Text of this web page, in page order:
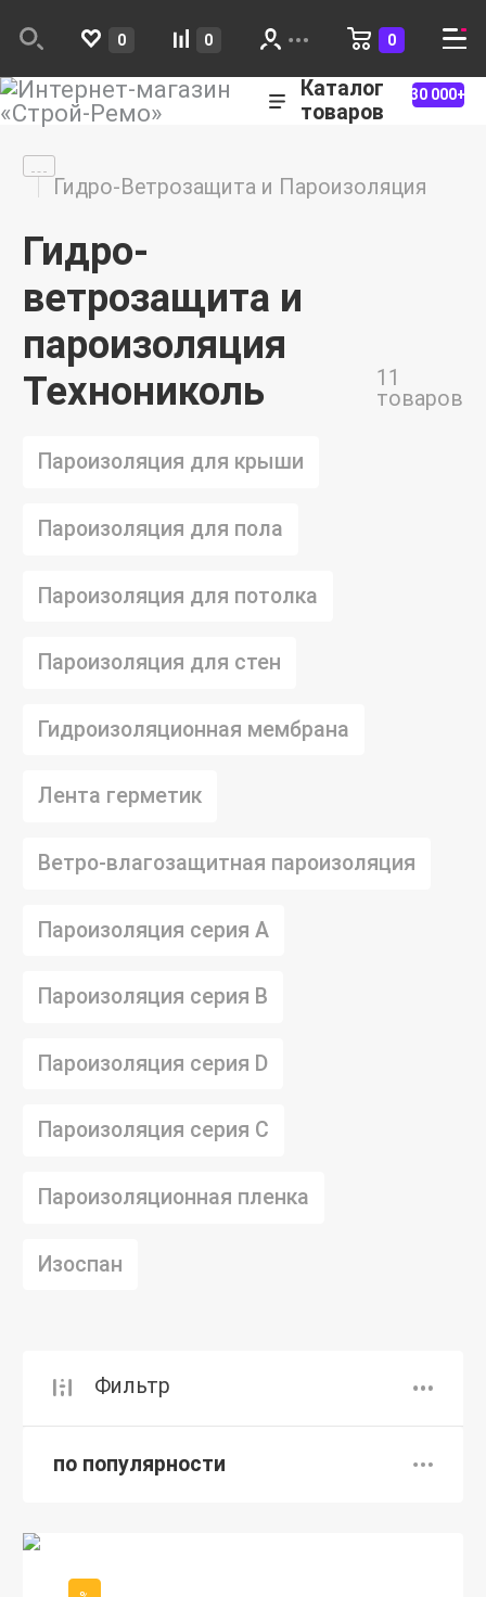
0 0 0
Каталог
товаров
30 000+
Гидро-Ветрозащита и Пароизоляция
Гидро-
ветрозащита и
пароизоляция
Технониколь
11
товаров
Пароизоляция для крыши
Пароизоляция для пола
Пароизоляция для потолка
Пароизоляция для стен
Гидроизоляционная мембрана
Лента герметик
Ветро-влагозащитная пароизоляция
Пароизоляция серия А
Пароизоляция серия B
Пароизоляция серия D
Пароизоляция серия C
Пароизоляционная пленка
Изоспан
Фильтр
по популярности